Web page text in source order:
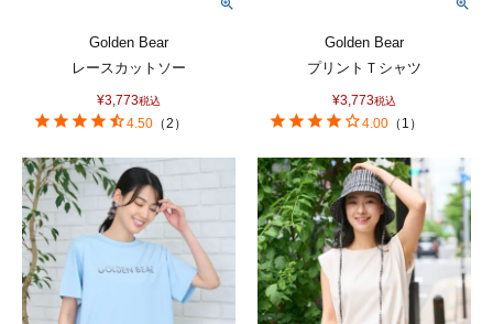
Golden Bear
レースカットソー
¥3,773税込
4.50 （2 ）
Golden Bear
プリントＴシャツ
¥3,773税込
4.00 （ 1 ）